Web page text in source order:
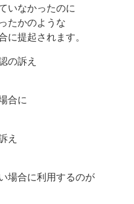
なかったのに
かのような
提起されます。
の訴え
合に
え
合に利用するのが